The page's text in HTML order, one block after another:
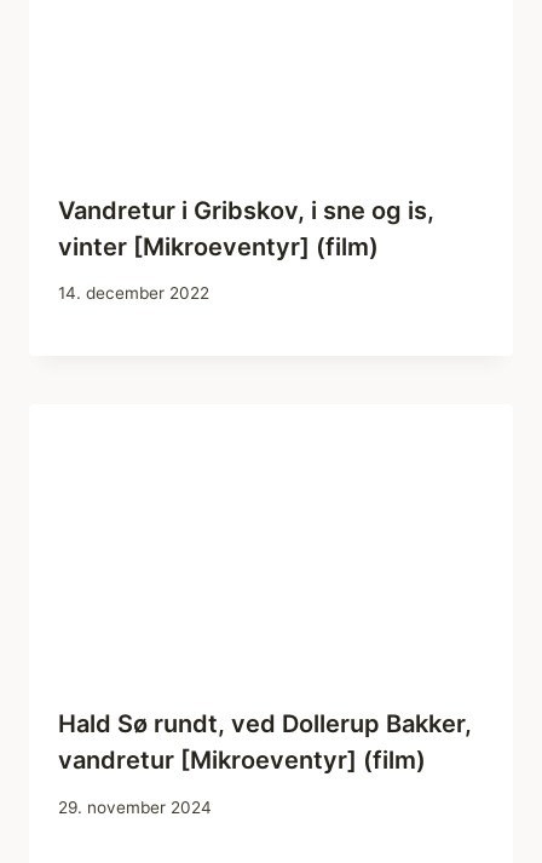
Vandretur i Gribskov, i sne og is,
vinter [Mikroeventyr] (film)
14. december 2022
Hald Sø rundt, ved Dollerup Bakker,
vandretur [Mikroeventyr] (film)
29. november 2024